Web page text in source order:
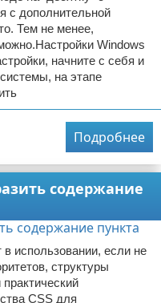
с дополнительной
Тем не менее,
Windows
начните с себя и
на этапе
Подробнее
содержание
использовании, если не
структуры
CSS для